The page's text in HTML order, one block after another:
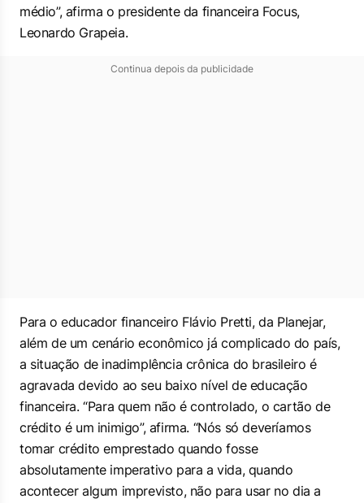
médio”, afirma o presidente da financeira Focus,
Leonardo Grapeia.
Continua depois da publicidade
Para o educador financeiro Flávio Pretti, da Planejar,
além de um cenário econômico já complicado do país,
a situação de inadimplência crônica do brasileiro é
agravada devido ao seu baixo nível de educação
financeira. “Para quem não é controlado, o cartão de
crédito é um inimigo”, afirma. “Nós só deveríamos
tomar crédito emprestado quando fosse
absolutamente imperativo para a vida, quando
acontecer algum imprevisto, não para usar no dia a